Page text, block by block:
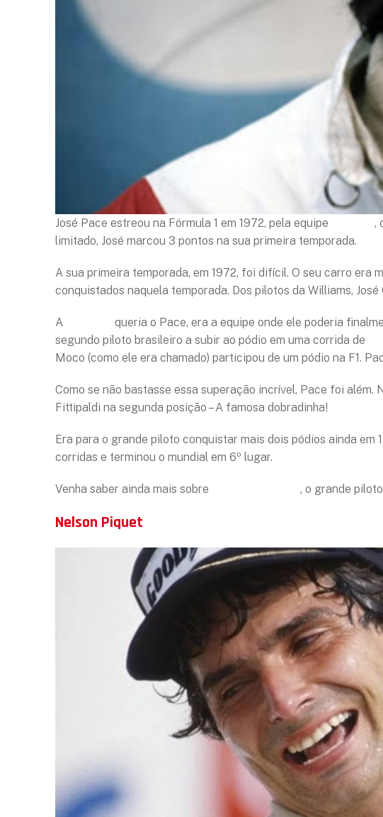
José Pace estreou na Fórmula 1 em 1972, pela equipe ,
limitado, José marcou 3 pontos na sua primeira temporada.
A sua primeira temporada, em 1972, foi difícil. O seu carro era
conquistados naquela temporada. Dos pilotos da Williams,
A
queria o Pace, era a equipe onde ele poderia
segundo piloto brasileiro a subir ao pódio em uma corrida de
Moco (como ele era chamado) participou de um pódio na F1.
Como se não bastasse essa superação incrível, Pace foi além.
Fittipaldi na segunda posição – A famosa dobradinha!
Era para o grande piloto conquistar mais dois pódios ainda
corridas e terminou o mundial em 6º lugar.
Venha saber ainda mais sobre , o grande
Nelson Piquet